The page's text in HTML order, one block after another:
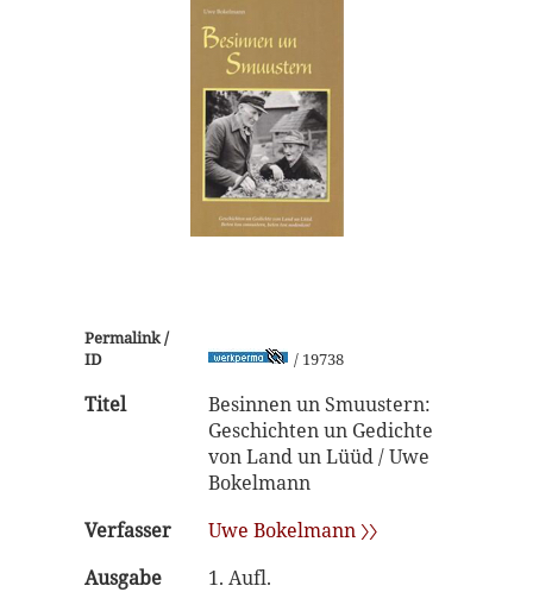
Permalink /
ID
/ 19738
Titel
Besinnen un Smuustern:
Geschichten un Gedichte
von Land un Lüüd / Uwe
Bokelmann
Verfasser
Uwe Bokelmann 〉〉
Ausgabe
1. Aufl.